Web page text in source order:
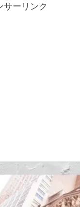
サーリンク